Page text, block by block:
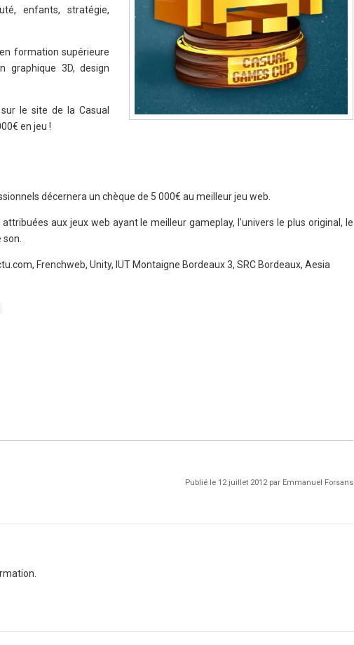
enfants, stratégie,
formation supérieure
graphique 3D, design
le site de la Casual
en jeu !
décernera un chèque de 5 000€ au meilleur jeu web.
aux jeux web ayant le meilleur gameplay, l'univers le plus original, le
Frenchweb, Unity, IUT Montaigne Bordeaux 3, SRC Bordeaux, Aesia
Publié le 12 juillet 2012 par Emmanuel Forsans